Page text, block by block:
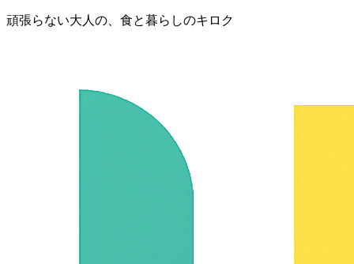
頑張らない大人の、食と暮らしのキロク